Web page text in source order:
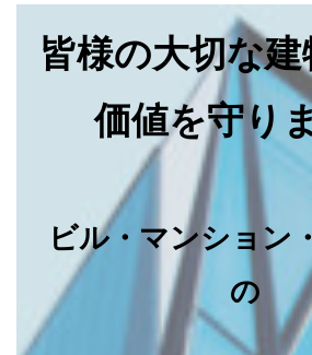
皆様の大切な
価値を守り
ビル・マンション
の